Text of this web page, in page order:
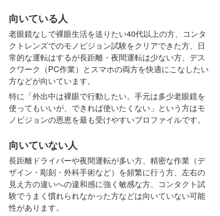
向いている人
老眼鏡なしで裸眼生活を送りたい40代以上の方、コンタ
クトレンズでのモノビジョン試験をクリアできた方、日
常的な運転はするが長距離・夜間運転は少ない方、デス
クワーク（PC作業）とスマホの両方を快適にこなしたい
方などが向いています。
特に「外出中は裸眼で行動したい。手元は多少老眼鏡を
使ってもいいが、できれば使いたくない」という方はモ
ノビジョンの恩恵を最も受けやすいプロファイルです。
向いていない人
長距離ドライバーや夜間運転が多い方、精密な作業（デ
ザイン・彫刻・外科手術など）を頻繁に行う方、左右の
見え方の違いへの違和感に強く敏感な方、コンタクト試
験でうまく慣れられなかった方などは向いていない可能
性があります。